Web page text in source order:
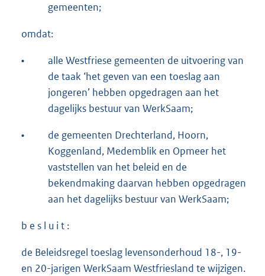
gemeenten;
omdat:
•
alle Westfriese gemeenten de uitvoering van
de taak ‘het geven van een toeslag aan
jongeren’ hebben opgedragen aan het
dagelijks bestuur van WerkSaam;
•
de gemeenten Drechterland, Hoorn,
Koggenland, Medemblik en Opmeer het
vaststellen van het beleid en de
bekendmaking daarvan hebben opgedragen
aan het dagelijks bestuur van WerkSaam;
b e s l u i t :
de Beleidsregel toeslag levensonderhoud 18-, 19-
en 20-jarigen WerkSaam Westfriesland te wijzigen.